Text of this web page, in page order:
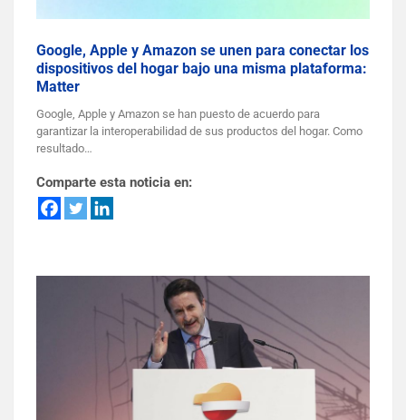
Google, Apple y Amazon se unen para conectar los
dispositivos del hogar bajo una misma plataforma:
Matter
Google, Apple y Amazon se han puesto de acuerdo para
garantizar la interoperabilidad de sus productos del hogar. Como
resultado…
Comparte esta noticia en: